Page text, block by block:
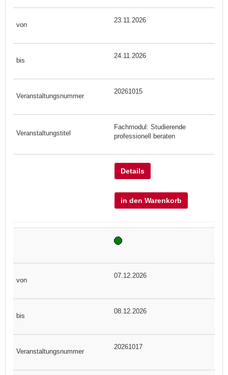
23.11.2026
24.11.2026
20261015
Fachmodul: Studierende
professionell beraten
Details
in den Warenkorb
07.12.2026
08.12.2026
20261017